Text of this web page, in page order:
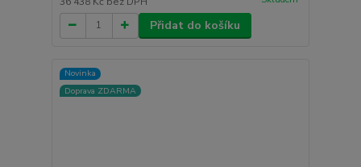
Přidat do košíku
Novinka
Doprava ZDARMA